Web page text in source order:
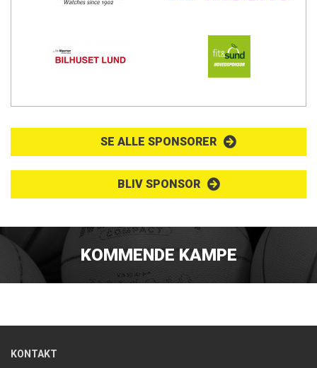
SE ALLE SPONSORER
BLIV SPONSOR
KOMMENDE KAMPE
KONTAKT